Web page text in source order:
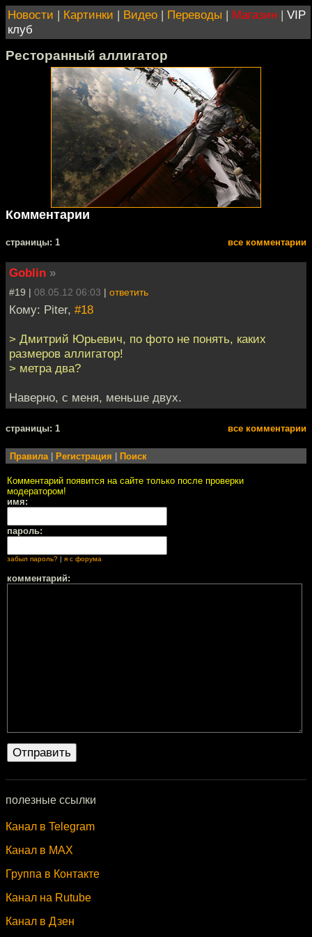
Новости | Картинки | Видео | Переводы | Магазин | VIP
клуб
Ресторанный аллигатор
Комментарии
cтраницы: 1 все комментарии
Goblin »
#19 | 08.05.12 06:03 | ответить
Кому: Piter, #18
> Дмитрий Юрьевич, по фото не понять, каких
размеров аллигатор!
> метра два?
Наверно, с меня, меньше двух.
cтраницы: 1 все комментарии
Правила Регистрация Поиск
Комментарий появится на сайте только после проверки
модератором!
имя:
пароль:
забыл пароль? | я с форума
комментарий:
полезные ссылки
Канал в Telegram
Канал в MAX
Группа в Контакте
Канал на Rutube
Канал в Дзен